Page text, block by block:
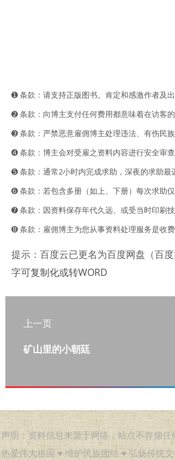
➊️ 条款：请支持正版图书。肯定和感激作者及
➋️️ 条款：向博主支付任何费用都意味着在访客
➌ 条款：严禁恶意雇佣博主处理违法、有伤民
➍ 条款：博主会对受雇之资料内容进行安全审
➎ 条款：通常2小时内完成求助，深夜的求助最
➏ 条款：若包含多册（如上、下册）每次求助
➐ 条款：因资料保存年代久远、或受当时印刷
➑ 条款：雇佣博主为您从事资料处理服务是收
提示：百度云已更名为百度网盘（百
字可复制化或转WORD
上一页
矿山里的小朝廷
声明：资料信息来源于网络，站点不存储
热爱伟大祖国 ♥ 维护民族团结 ♥ 弘扬传统